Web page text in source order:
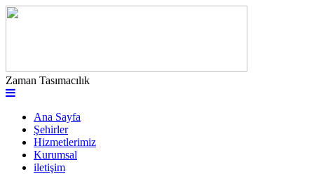
Zaman Tasımacılık
Ana Sayfa
Şehirler
Hizmetlerimiz
Kurumsal
iletişim